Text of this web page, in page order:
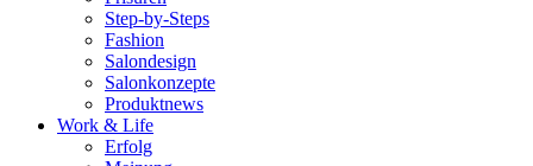
Step-by-Steps
Fashion
Salondesign
Salonkonzepte
Produktnews
Work & Life
Erfolg